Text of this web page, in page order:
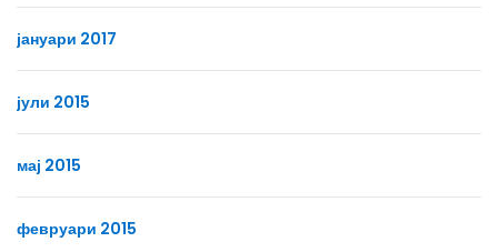
јануари 2017
јули 2015
мај 2015
февруари 2015